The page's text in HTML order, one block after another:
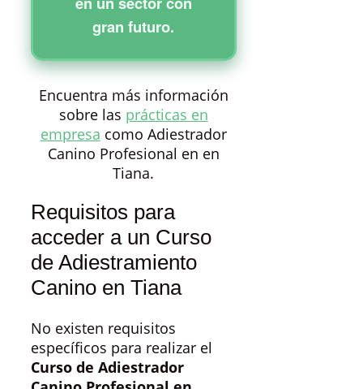
gran futuro.
Encuentra más información
sobre las prácticas en
empresa como Adiestrador
Canino Profesional en en
Tiana.
Requisitos para
acceder a un Curso
de Adiestramiento
Canino en Tiana
No existen requisitos
específicos para realizar el
Curso de Adiestrador